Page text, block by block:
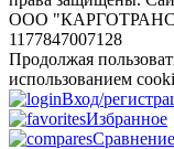
ООО
1177847007128
Продолжая
использованием
Вход/
Избранное
Сравнение